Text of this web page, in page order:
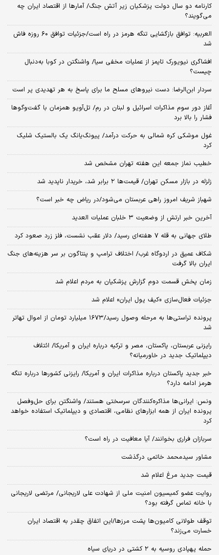
نرخ ارز دلار، طلا و یورو امروز پنجشنبه ۱۵ مرداد ۱۴۰۵/ رشد قیمت طلا و
سکه
قیمت دلار، یورو و درهم امروز پنجشنبه ۱۵ مرداد ۱۴۰۵ |کاهش قیمت دلار
قیمت سکه، نیم سکه و ربع سکه امروز ۱۵ مرداد ۱۴۰۵|صعود قیمت
سکه+جزئیات
قیمت طلا و سکه امروز پنجشنبه ۱۵ مرداد ۱۴۰۵/افزایش قیمت طلا و سکه
قیمت طلا ۱۸ عیار امروز پنجشنبه ۱۵ مرداد ۱۴۰۵/افزایش قیمت طلا
قیمت طلا امروز پنجشنبه ۱۵ مرداد ۱۴۰۵/افزایش قیمت طلا
کارنامه دو سال دولت پزشکیان زیر آتش جنگ/ آمارها از اقتصاد ایران چه
می‌گویند؟
شد
افشاگری نیویورک تایمز از عملیات مخفی سیا/ واشنگتن در کوبا به‌دنبال
چیست؟
سردار ابن‌الرضا: دست نیروهای مسلح ما برای پاسخ به هر تهدیدی پر است
آغاز دور سوم مذاکرات اسرائیل و لبنان در رم/ تل‌آویو همزمان با گفت‌وگوها
فشار را بالا برد
غول موشکی کره شمالی به حرکت درآمد/ پیونگ‌یانگ یک بالستیک شلیک
کرد
خطیب نماز جمعه این هفته تهران مشخص شد
زلزله در بازار مسکن تهران/ قیمت‌ها ۲ برابر شد، خریدار ناپدید شد
آخرین خبر ارتش از وضعیت ۳ خلبان عملیات العدید
طلای جهانی به قله ۷ هفته‌ای رسید/ دلار عقب نشست، فلز زرد صعود کرد
شکاف عمیق در اردوگاه غرب/ اختلاف ترامپ و پنتاگون بر سر هزینه‌های جنگ
ایران بالا گرفت
زمان پخش قسمت دوم گزارش پزشکیان به مردم اعلام شد
جزئیات فعال‌سازی «کیف پول ایران» اعلام شد
شد
رایزنی عربستان، پاکستان، مصر و ترکیه درباره ایران و آمریکا/ ائتلاف
دیپلماتیک جدید در خاورمیانه؟
خبر جدید پاکستان درباره مذاکرات ایران و آمریکا/ رایزنی کشورها درباره تنگه
هرمز ادامه دارد؟
ونس: ایرانی‌ها مذاکره‌کنندگان سرسختی هستند/ واشنگتن برای حل‌وفصل
پرونده ایران از همه ابزارهای نظامی، اقتصادی و دیپلماتیک استفاده خواهد